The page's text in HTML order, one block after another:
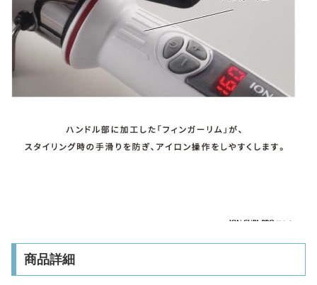
商品詳細